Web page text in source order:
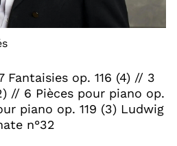
Fantaisies op. 116 (4) // 3
// 6 Pièces pour piano op.
piano op. 119 (3) Ludwig
n°32